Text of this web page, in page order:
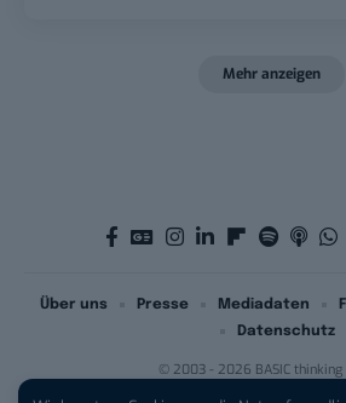
Mehr anzeigen
© 2003 - 2026 BASIC thinking
Über uns Presse Mediadaten
Datenschutz